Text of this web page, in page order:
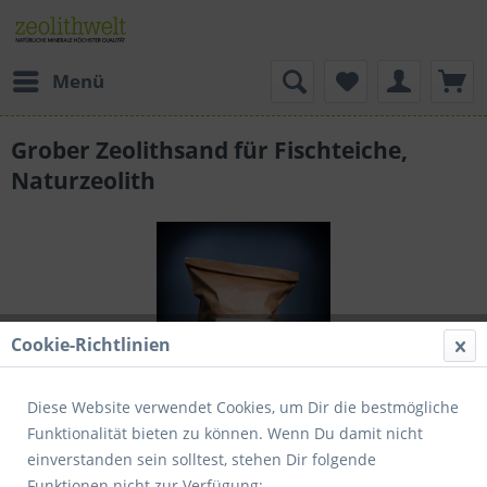
Menü
Grober Zeolithsand für Fischteiche,
Naturzeolith
Cookie-Richtlinien
Diese Website verwendet Cookies, um Dir die bestmögliche
Funktionalität bieten zu können. Wenn Du damit nicht
einverstanden sein solltest, stehen Dir folgende